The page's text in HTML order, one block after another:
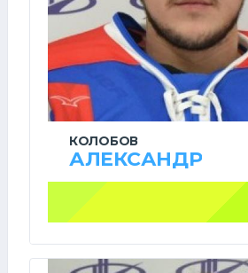
КОЛОБОВ
АЛЕКСАНДР